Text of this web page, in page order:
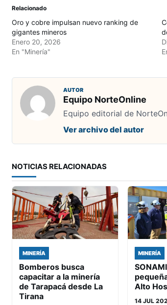
Relacionado
Oro y cobre impulsan nuevo ranking de
gigantes mineros
Enero 20, 2026
En "Minería"
AUTOR
Equipo NorteOnline
Equipo editorial de
Ver archivo del autor
NOTICIAS RELACIONADAS
MINERÍA
Bomberos busca
capacitar a la minería
de Tarapacá desde La
Tirana
MINERÍA
Alto
14 JUL